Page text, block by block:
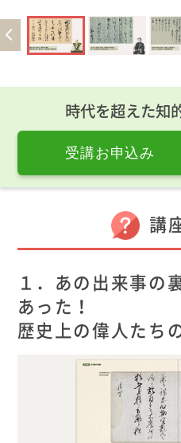
時代を超えた知
受講お申込み
講
１．あの出来事の
あった！
歴史上の偉人たち